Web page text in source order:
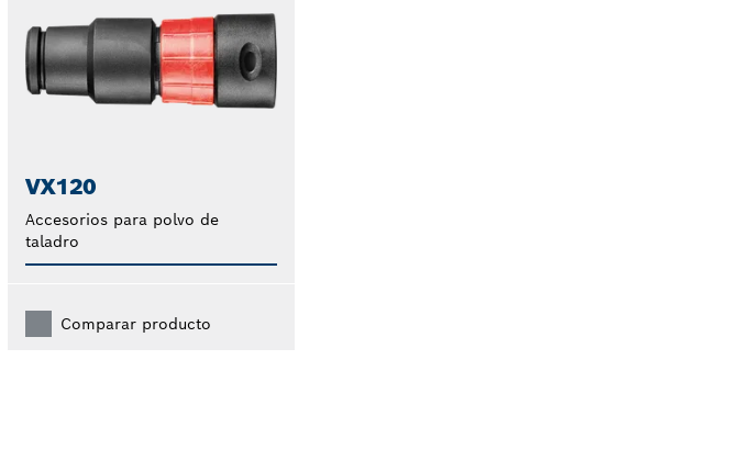
VX120
Accesorios para polvo de
taladro
Comparar producto